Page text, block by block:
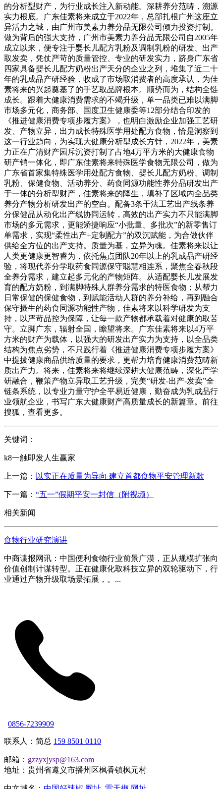
的分析型财产，为行业成长注入新动能。深耕养分范畴，溯源
实力根底。广东佳素将来成立于2022年，总部扎根广州这座立
异活力之城，由广州市美素力养分品无限公司倾力投资打制。
做为背后的强大支持，广州市美素力养分品无限公司自2005年
成立以来，便专注于婴长儿配方乳粉及调制乳粉的研发、出产
取发卖，凭仗严苛的质量管控、专业的研发实力，跻身广东省
四家具备婴长儿配方奶粉出产天分的企业之列，堆集了近二十
年的乳成品产研经验，收成了市场取消费者的高度承认，为佳
素将来的兴起奠基了的手艺取品牌根本。顺势而为，结构全链
成长。跟着大健康消费需求的不竭升级，单一品类已难以满脚
市场多元化，商务部、国度卫生健康委等12部分结合印发的
《推进健康消费专项步履方案》，也明白激励企业加强工艺研
发、产物立异，出力成长特殊医学用处配方食物，恰是洞察到
这一行业趋向，为实现大健康分析型成长方针，2022年，美素
力正在广清财产园斥沉资打制了占地4万平方米的大健康食物
研产销一体化，即广东佳素将来特殊医学食物无限公司，做为
广东省首家集特殊医学用处配方食物、婴长儿配方奶粉、调制
乳粉、保健食物、活动养分、药食同源功能性养分品研发出产
于一体的分析型财产，佳素将来的降生，填补了区域内全品类
养分产物分析研发出产的空白。配备3条干法工艺出产线条养
分保健品从动化出产线协同运转，高效的出产实力不只能满脚
市场的多元需求，更能矫捷响应“小批量、多批次”的新零售订
单需求，实现“柔性出产+定制配方”的双沉赋能，为合做伙伴
供给全方位的出产支持。质量为基，立异为魂。佳素将来以让
人类更健康更智睿为，依托焦点团队20年以上的乳成品产研经
验，将现代养分学取药食同源保守聪慧相连系，聚焦全春秋段
全养分需求，建立起多元化的产物矩阵。从适配婴长儿发展发
育的配方奶粉，到满脚特殊人群养分需求的特医食物；从帮力
日常保健的保健食物，到赋能活动人群的养分补给，再到融合
保守摄生的药食同源功能性产物，佳素将来以科学研发为支
持，以严苛品控为保障，让每一款产物都承载着对健康的取苦
守。立脚广东，辐射全国，瞻望将来。广东佳素将来以4万平
方米的财产为载体，以强大的研发出产实力为支持，以全品类
结构为焦点劣势，不只践行着《推进健康消费专项步履方案》
中提拔健康商品供给质量的要求，更帮力培育健康消费范畴新
质出产力。将来，佳素将来将继续深耕大健康范畴，深化产学
研融合，鞭策产物立异取工艺升级，完美“研发-出产-发卖”全
链条系统，以专业力量守护全平易近健康，勤奋成为乳成品行
业领航企业，书写广东大健康财产高质量成长的新篇章。前往
搜狐，查看更多。
关键词：
k8一触即发人生赢家
上一篇： 以实正在质量为导向 建立首都食物平安管理新款
下一篇： “五一”假期平安一封信（附视频）
相关新闻
食物行业研究演讲
中商谍报网讯：中国便利食物行业前景广漠，正从规模扩张向
价值创制计谋转型。正在健康化取科技立异的双轮驱动下，行
业通过产物升级取场景拓展，。...
0856-7239909
联系人：简总 159 8501 0110
邮箱： gzzyxjysp@163.com
地址：贵州省遵义市播州区枫香镇枫元村